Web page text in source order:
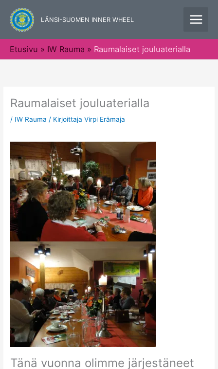
sisältöön
LÄNSI-SUOMEN INNER WHEEL
Etusivu IW Rauma Raumalaiset jouluaterialla
Raumalaiset jouluaterialla
/ IW Rauma / KirjoittajaVirpi Erämaja
Tänä vuonna olimme järjestäneet